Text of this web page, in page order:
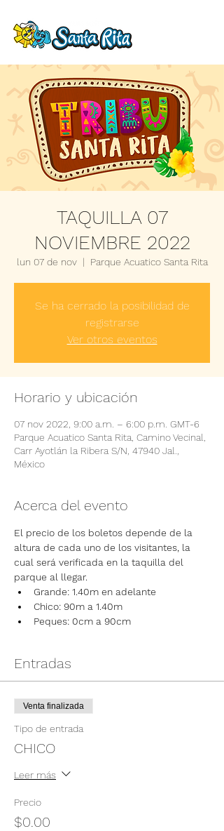
TAQUILLA 07
NOVIEMBRE 2022
lun 07 de nov
  |
Parque Acuatico Santa Rita
Se ha cerrado la posibilidad de
registrarse
Ver otros eventos
Horario y ubicación
07 nov 2022, 9:00 a.m. – 6:00 p.m. GMT-6
Parque Acuatico Santa Rita, Camino Vecinal,
Carr Ayotlán la Ribera S/N, 47940 Jal.,
México
Acerca del evento
El precio de los boletos depende de la
altura de cada uno de los visitantes, la
cual será verificada en la taquilla del
parque al llegar.
Grande: 1.40m en adelante
Chico: 90m a 1.40m
Peques: 0cm a 90cm
Entradas
Venta finalizada
Tipo de entrada
CHICO
Leer más
Precio
$0.00